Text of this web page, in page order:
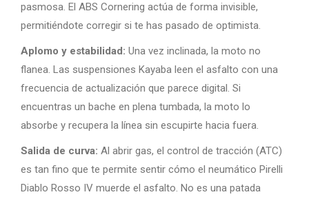
pasmosa. El ABS Cornering actúa de forma invisible,
permitiéndote corregir si te has pasado de optimista.
Aplomo y estabilidad: Una vez inclinada, la moto no
flanea. Las suspensiones Kayaba leen el asfalto con una
frecuencia de actualización que parece digital. Si
encuentras un bache en plena tumbada, la moto lo
absorbe y recupera la línea sin escupirte hacia fuera.
Salida de curva: Al abrir gas, el control de tracción (ATC)
es tan fino que te permite sentir cómo el neumático Pirelli
Diablo Rosso IV muerde el asfalto. No es una patada